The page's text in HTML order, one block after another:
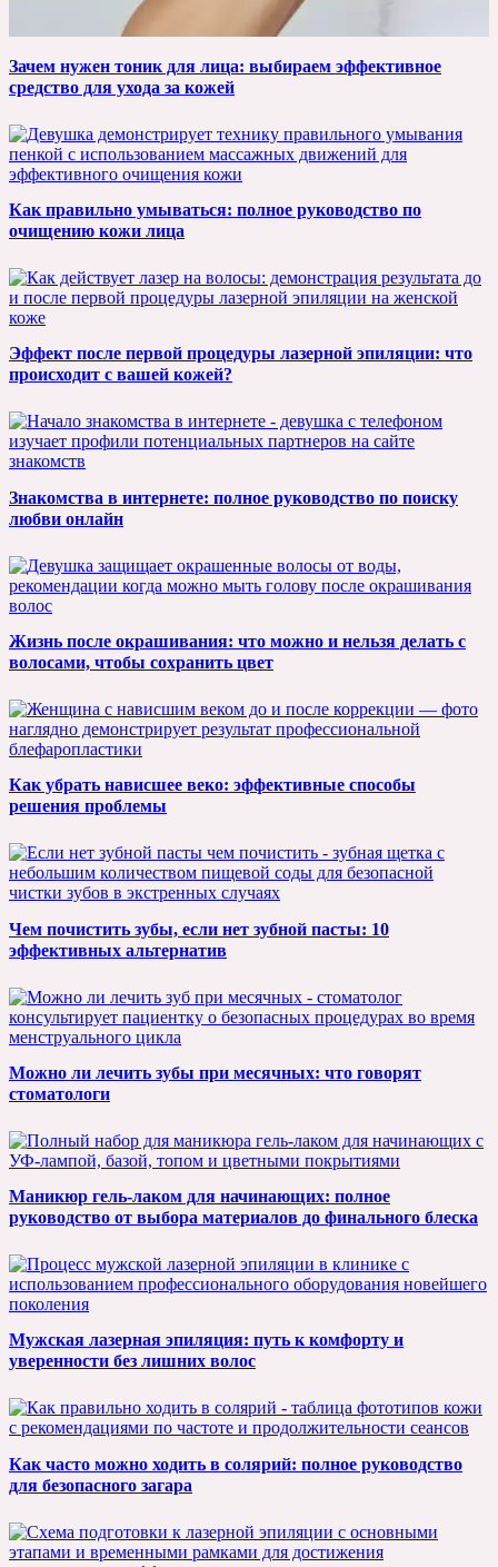
Зачем нужен тоник для лица: выбираем эффективное
средство для ухода за кожей
Как правильно умываться: полное руководство по
очищению кожи лица
Эффект после первой процедуры лазерной эпиляции: что
происходит с вашей кожей?
Знакомства в интернете: полное руководство по поиску
любви онлайн
Жизнь после окрашивания: что можно и нельзя делать с
волосами, чтобы сохранить цвет
Как убрать нависшее веко: эффективные способы
решения проблемы
Чем почистить зубы, если нет зубной пасты: 10
эффективных альтернатив
Можно ли лечить зубы при месячных: что говорят
стоматологи
Маникюр гель-лаком для начинающих: полное
руководство от выбора материалов до финального блеска
Мужская лазерная эпиляция: путь к комфорту и
уверенности без лишних волос
Как часто можно ходить в солярий: полное руководство
для безопасного загара